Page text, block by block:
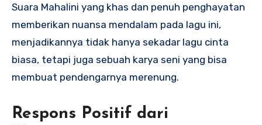
Suara Mahalini yang khas dan penuh penghayatan
memberikan nuansa mendalam pada lagu ini,
menjadikannya tidak hanya sekadar lagu cinta
biasa, tetapi juga sebuah karya seni yang bisa
membuat pendengarnya merenung.
Respons Positif dari